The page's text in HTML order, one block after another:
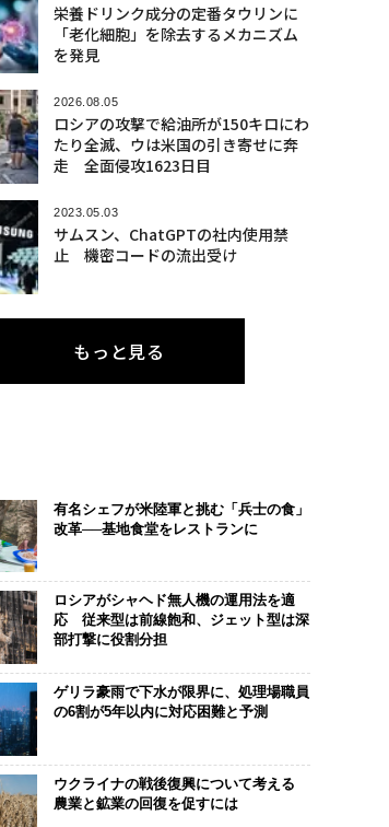
栄養ドリンク成分の定番タウリンに
「老化細胞」を除去するメカニズム
を発見
2026.08.05
ロシアの攻撃で給油所が150キロにわ
たり全滅、ウは米国の引き寄せに奔
走 全面侵攻1623日目
2023.05.03
サムスン、ChatGPTの社内使用禁
止 機密コードの流出受け
もっと見る
有名シェフが米陸軍と挑む「兵士の食」
改革──基地食堂をレストランに
ロシアがシャヘド無人機の運用法を適
応 従来型は前線飽和、ジェット型は深
部打撃に役割分担
ゲリラ豪雨で下水が限界に、処理場職員
の6割が5年以内に対応困難と予測
ウクライナの戦後復興について考える
農業と鉱業の回復を促すには